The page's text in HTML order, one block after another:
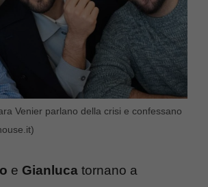
Venier parlano della crisi e confessano
e Gianluca tornano a